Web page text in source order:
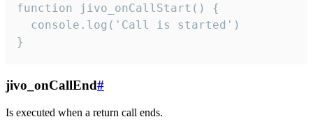
function jivo_onCallStart() {
  console.log('Call is started')
}
jivo_onCallEnd#
Is executed when a return call ends.